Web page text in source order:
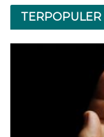
TERPOPULER